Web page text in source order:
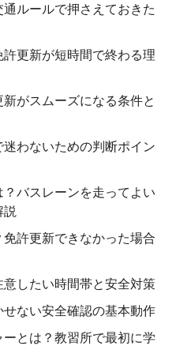
ルールで押さえておきた
更新が短時間で終わる理
がスムーズになる条件と
わないための判断ポイン
バスレーンを走ってよい
許更新できなかった場合
したい時間帯と安全対策
ない安全確認の基本動作
とは？教習所で最初に学